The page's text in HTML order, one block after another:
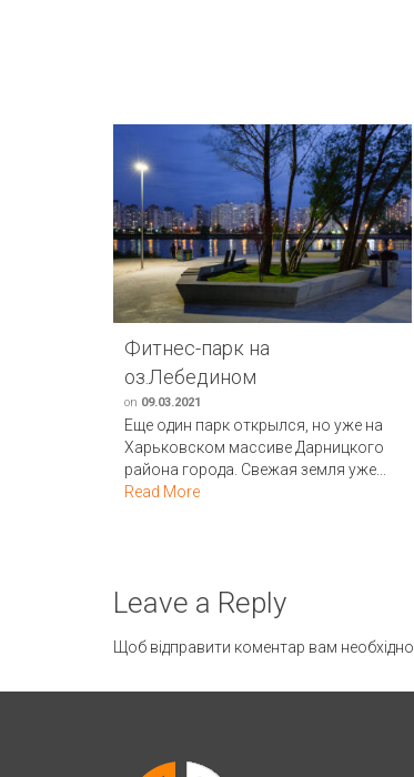
Фитнес-парк на
оз.Лебедином
on 09.03.2021
Еще один парк открылся, но уже на
Харьковском массиве Дарницкого
района города. Свежая земля уже...
Read More
Leave a Reply
Щоб відправити коментар вам необхідно